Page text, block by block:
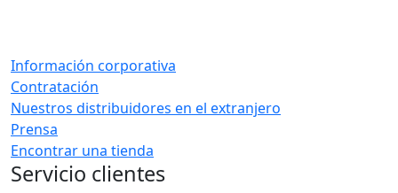
Información corporativa
Contratación
Nuestros distribuidores en el extranjero
Prensa
Encontrar una tienda
Servicio clientes